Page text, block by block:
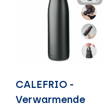
CALEFRIO -
Verwarmende